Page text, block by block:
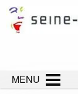
MENU